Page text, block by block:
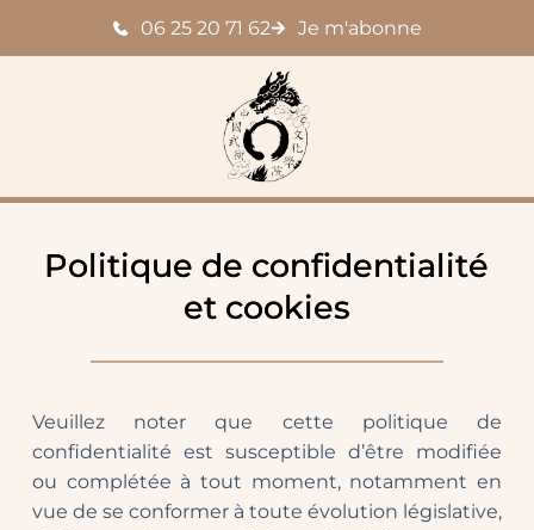
contenu
06 25 20 71 62 Je m'abonne
Politique de confidentialité
et cookies
Veuillez noter que cette politique de
confidentialité est susceptible d’être modifiée
ou complétée à tout moment, notamment en
vue de se conformer à toute évolution législative,